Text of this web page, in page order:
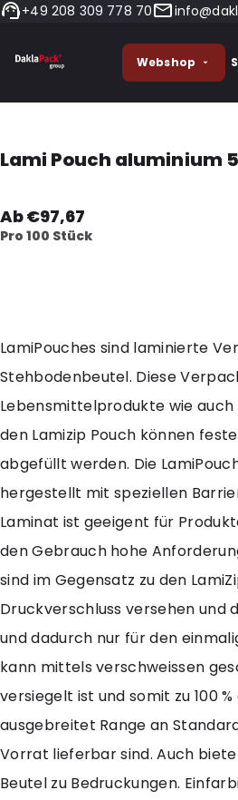
+49 208 309 778 70
Webshop
Lami Pouch aluminium
Ab €97,67
Pro 100 Stück
LamiPouches sind laminierte
Stehbodenbeutel. Diese
Lebensmittelprodukte wie
den Lamizip Pouch können
abgefüllt werden. Die
hergestellt mit speziellen
Laminat ist geeigent für
den Gebrauch hohe
sind im Gegensatz zu den
Druckverschluss versehen
und dadurch nur für den
kann mittels verschweissen
versiegelt ist und somit zu 100
ausgebreitet Range an
Vorrat lieferbar sind. Auch
Beutel zu Bedruckungen.